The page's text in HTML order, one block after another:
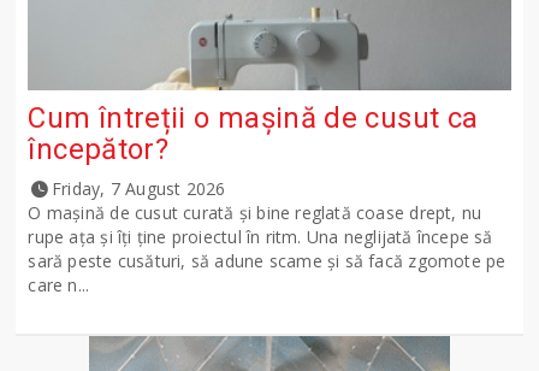
Cum întreții o mașină de cusut ca
începător?
Friday, 7 August 2026
O mașină de cusut curată și bine reglată coase drept, nu
rupe ața și îți ține proiectul în ritm. Una neglijată începe să
sară peste cusături, să adune scame și să facă zgomote pe
care n...